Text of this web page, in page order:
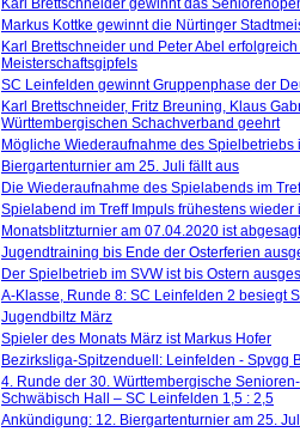
Karl Brettschneider gewinnt das
Markus Kottke gewinnt die Nürtinger
Karl Brettschneider und Peter Abel
Meisterschaftsgipfels
SC Leinfelden gewinnt Gruppenphase der
Karl Brettschneider, Fritz Breuning, Klaus
Württembergischen Schachverband geehrt
Mögliche Wiederaufnahme des Spielbetriebs
Biergartenturnier am 25. Juli fällt aus
Die Wiederaufnahme des Spielabends im
Spielabend im Treff Impuls frühestens wieder
Monatsblitzturnier am 07.04.2020 ist abgesagt
Jugendtraining bis Ende der Osterferien
Der Spielbetrieb im SVW ist bis Ostern
A-Klasse, Runde 8: SC Leinfelden 2 besiegt
Jugendbiltz März
Spieler des Monats März ist Markus Hofer
Bezirksliga-Spitzenduell: Leinfelden - Spvgg
4. Runde der 30. Württembergische
Schwäbisch Hall – SC Leinfelden 1,5 : 2,5
Ankündigung: 12. Biergartenturnier am 25.